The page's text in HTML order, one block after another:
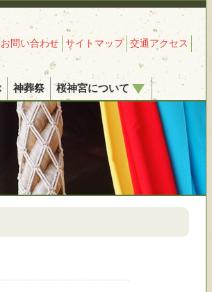
お問い合わせ サイトマップ 交通アクセス
神葬祭 桜神宮について